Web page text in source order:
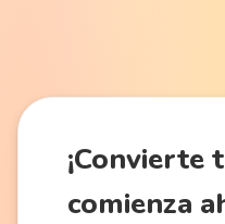
¡Convierte
comienza